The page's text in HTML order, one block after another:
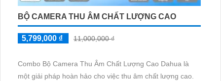
BỘ CAMERA THU ÂM CHẤT LƯỢNG CAO
5,799,000 ₫ 11,000,000 ₫
Combo Bộ Camera Thu Âm Chất Lượng Cao Dahua là
một giải pháp hoàn hảo cho việc thu âm chất lượng cao.